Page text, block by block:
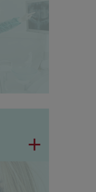
+